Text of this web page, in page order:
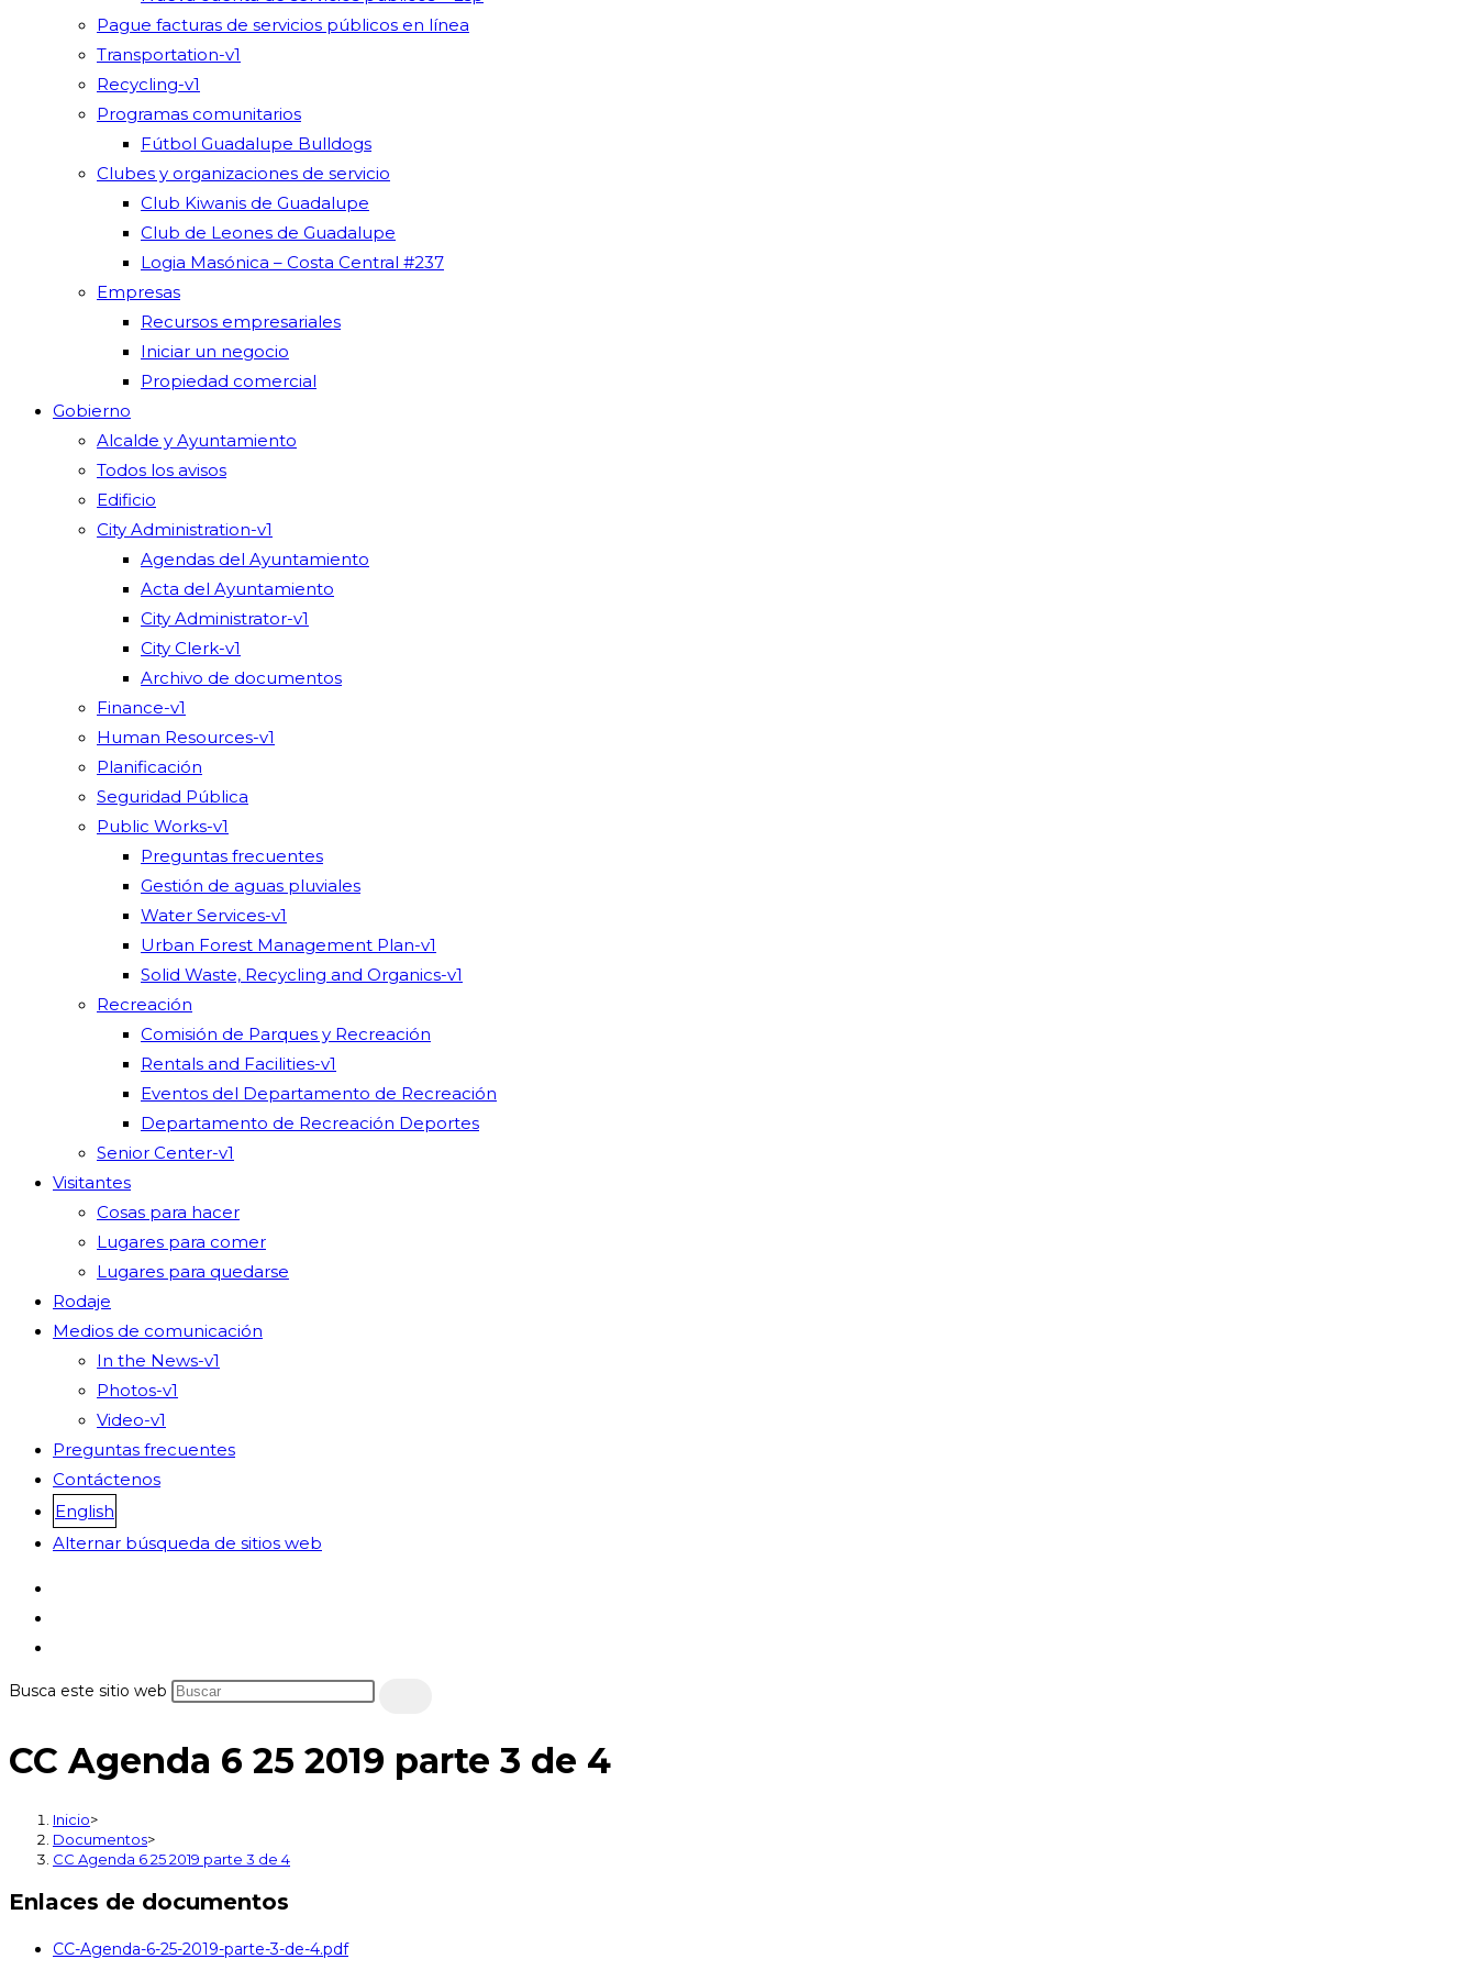
Pague facturas de servicios públicos en línea
Transportation-v1
Recycling-v1
Programas comunitarios
Fútbol Guadalupe Bulldogs
Clubes y organizaciones de servicio
Club Kiwanis de Guadalupe
Club de Leones de Guadalupe
Logia Masónica – Costa Central #237
Empresas
Recursos empresariales
Iniciar un negocio
Propiedad comercial
Gobierno
Alcalde y Ayuntamiento
Todos los avisos
Edificio
City Administration-v1
Agendas del Ayuntamiento
Acta del Ayuntamiento
City Administrator-v1
City Clerk-v1
Archivo de documentos
Finance-v1
Human Resources-v1
Planificación
Seguridad Pública
Public Works-v1
Preguntas frecuentes
Gestión de aguas pluviales
Water Services-v1
Urban Forest Management Plan-v1
Solid Waste, Recycling and Organics-v1
Recreación
Comisión de Parques y Recreación
Rentals and Facilities-v1
Eventos del Departamento de Recreación
Departamento de Recreación Deportes
Senior Center-v1
Visitantes
Cosas para hacer
Lugares para comer
Lugares para quedarse
Rodaje
Medios de comunicación
In the News-v1
Photos-v1
Video-v1
Preguntas frecuentes
Contáctenos
English
Alternar búsqueda de sitios web
Busca este sitio web
CC Agenda 6 25 2019 parte 3 de 4
Inicio>
Documentos>
CC Agenda 6 25 2019 parte 3 de 4
Enlaces de documentos
CC-Agenda-6-25-2019-parte-3-de-4.pdf